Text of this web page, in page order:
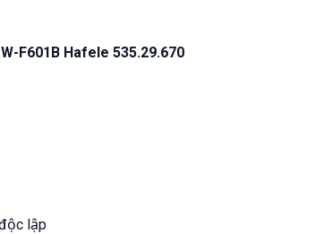
F601B Hafele 535.29.670
lập